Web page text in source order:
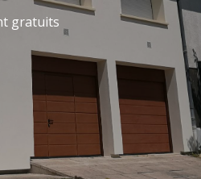
gratuits